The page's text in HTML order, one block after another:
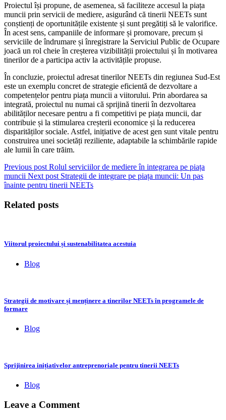
Proiectul își propune, de asemenea, să faciliteze accesul la piața
muncii prin servicii de mediere, asigurând că tinerii NEETs sunt
conștienți de oportunitățile existente și sunt pregătiți să le valorifice.
În acest sens, campaniile de informare și promovare, precum și
serviciile de îndrumare și înregistrare la Serviciul Public de Ocupare
joacă un rol cheie în creșterea vizibilității proiectului și în motivarea
tinerilor de a participa activ la activitățile propuse.
În concluzie, proiectul adresat tinerilor NEETs din regiunea Sud-Est
este un exemplu concret de strategie eficientă de dezvoltare a
competențelor pentru piața muncii a viitorului. Prin abordarea sa
integrată, proiectul nu numai că sprijină tinerii în dezvoltarea
abilităților necesare pentru a fi competitivi pe piața muncii, dar
contribuie și la stimularea creșterii economice și la reducerea
disparităților sociale. Astfel, inițiative de acest gen sunt vitale pentru
construirea unei societăți reziliente, adaptabile la schimbările rapide
ale lumii în care trăim.
Previous post Rolul serviciilor de mediere în integrarea pe piața
muncii Next post Strategii de integrare pe piața muncii: Un pas
înainte pentru tinerii NEETs
Related posts
Viitorul proiectului și sustenabilitatea acestuia
Blog
Strategii de motivare și menținere a tinerilor NEETs în programele de
formare
Blog
Sprijinirea inițiativelor antreprenoriale pentru tinerii NEETs
Blog
Leave a Comment